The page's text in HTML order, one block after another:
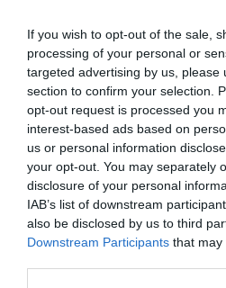
If you wish to opt-out of the sale,
processing of your personal or
targeted advertising by us, please
section to confirm your selection.
opt-out request is processed you
interest-based ads based on
us or personal information
your opt-out. You may separately
disclosure of your personal
IAB’s list of downstream
also be disclosed by us to third
Downstream Participants that may